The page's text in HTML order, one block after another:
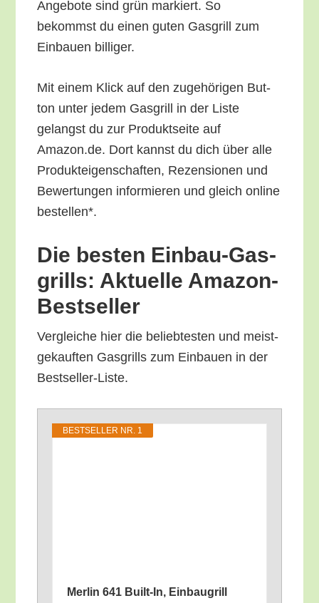
Ange­bo­te sind grün mar­kiert. So
bekommst du einen guten Gas­grill zum
Ein­bau­en billiger.
Mit einem Klick auf den zuge­hö­ri­gen But­
ton unter jedem Gas­grill in der Lis­te
gelangst du zur Pro­dukt­sei­te auf
Amazon.de. Dort kannst du dich über alle
Pro­duk­tei­gen­schaf­ten, Rezen­sio­nen und
Bewer­tun­gen infor­mie­ren und gleich online
bestellen*.
Die bes­ten Ein­bau-Gas­
grills: Aktu­el­le Amazon-
Bestseller
Ver­glei­che hier die belieb­tes­ten und meist­
ge­kauf­ten Gas­grills zum Ein­bau­en in der
Bestseller-Liste.
BEST­SEL­LER NR. 1
Mer­lin 641 Built-In, Ein­bau­grill